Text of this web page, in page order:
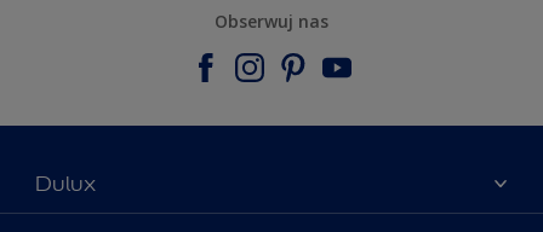
Obserwuj nas
Dulux